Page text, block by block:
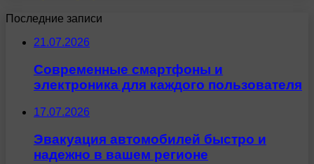
Последние записи
21.07.2026
Современные смартфоны и
электроника для каждого пользователя
17.07.2026
Эвакуация автомобилей быстро и
надежно в вашем регионе